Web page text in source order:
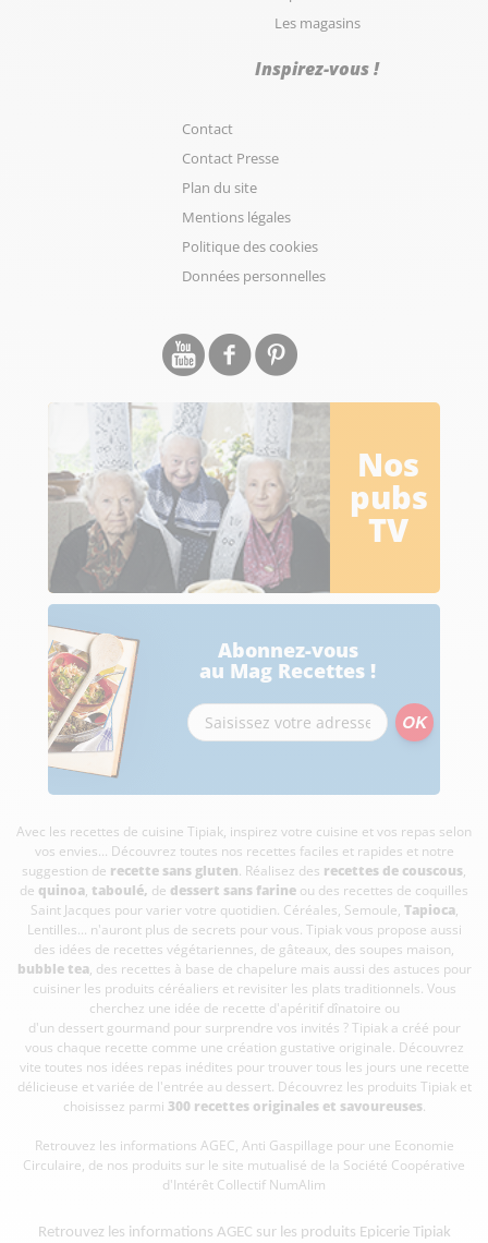
Les magasins
Inspirez-vous !
Contact
Contact Presse
Plan du site
Mentions légales
Politique des cookies
Données personnelles
Nos
pubs
TV
Abonnez-vous
au Mag Recettes !
Avec les recettes de cuisine Tipiak, inspirez votre cuisine et vos repas selon
vos envies... Découvrez toutes nos recettes faciles et rapides et notre
suggestion de recette sans gluten. Réalisez des recettes de couscous,
de quinoa, taboulé, de dessert sans farine ou des recettes de coquilles
Saint Jacques pour varier votre quotidien. Céréales, Semoule, Tapioca,
Lentilles... n'auront plus de secrets pour vous. Tipiak vous propose aussi
des idées de recettes végétariennes, de gâteaux, des soupes maison,
bubble tea, des recettes à base de chapelure mais aussi des astuces pour
cuisiner les produits céréaliers et revisiter les plats traditionnels. Vous
cherchez une idée de recette d'apéritif dînatoire ou
d'un dessert gourmand pour surprendre vos invités ? Tipiak a créé pour
vous chaque recette comme une création gustative originale. Découvrez
vite toutes nos idées repas inédites pour trouver tous les jours une recette
délicieuse et variée de l'entrée au dessert. Découvrez les produits Tipiak et
choisissez parmi 300 recettes originales et savoureuses.
Retrouvez les informations AGEC, Anti Gaspillage pour une Economie
Circulaire, de nos produits sur le site mutualisé de la Société Coopérative
d'Intérêt Collectif NumAlim
Retrouvez les informations AGEC sur les produits Epicerie Tipiak